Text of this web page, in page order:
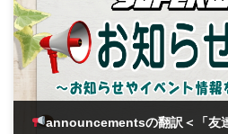
announcementsの翻訳＜「友達招待」シーズ